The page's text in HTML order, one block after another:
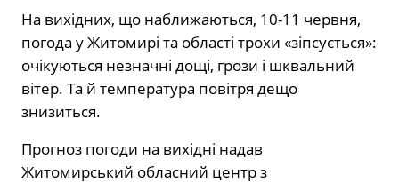
На вихідних, що наближаються, 10-11 червня,
погода у Житомирі та області трохи «зіпсується»:
очікуються незначні дощі, грози і шквальний
вітер. Та й температура повітря дещо
знизиться.
Прогноз погоди на вихідні надав
Житомирський обласний центр з